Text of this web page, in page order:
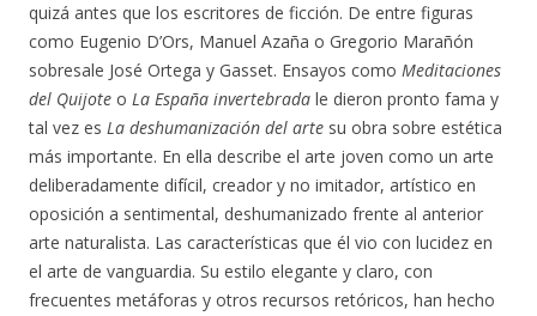
quizá antes que los escritores de ficción. De entre figuras
como Eugenio D’Ors, Manuel Azaña o Gregorio Marañón
sobresale José Ortega y Gasset. Ensayos como Meditaciones
del Quijote o La España invertebrada le dieron pronto fama y
tal vez es La deshumanización del arte su obra sobre estética
más importante. En ella describe el arte joven como un arte
deliberadamente difícil, creador y no imitador, artístico en
oposición a sentimental, deshumanizado frente al anterior
arte naturalista. Las características que él vio con lucidez en
el arte de vanguardia. Su estilo elegante y claro, con
frecuentes metáforas y otros recursos retóricos, han hecho